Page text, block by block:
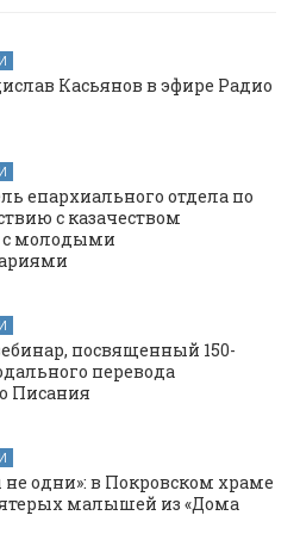
Касьянов в эфире Радио
епархиального отдела по
с казачеством
с молодыми
посвященный 150-
перевода
Писания
одни»: в Покровском храме
малышей из «Дома